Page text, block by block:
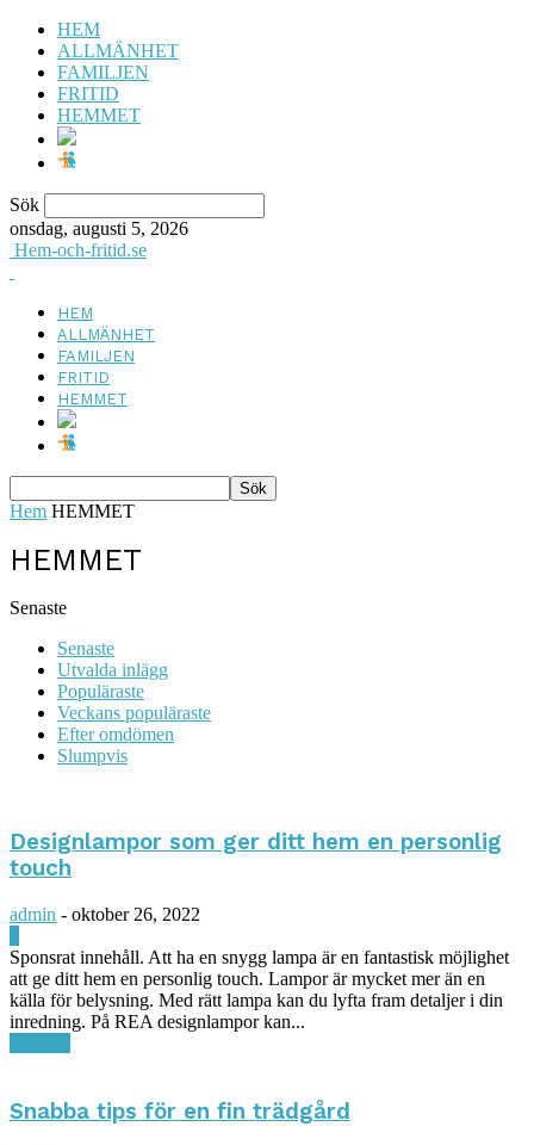
HEM
ALLMÄNHET
FAMILJEN
FRITID
HEMMET
Sök
onsdag, augusti 5, 2026
Hem-och-fritid.se
HEM
ALLMÄNHET
FAMILJEN
FRITID
HEMMET
Hem HEMMET
HEMMET
Senaste
Senaste
Utvalda inlägg
Populäraste
Veckans populäraste
Efter omdömen
Slumpvis
Designlampor som ger ditt hem en personlig
touch
admin - oktober 26, 2022
Sponsrat innehåll. Att ha en snygg lampa är en fantastisk möjlighet
att ge ditt hem en personlig touch. Lampor är mycket mer än en
källa för belysning. Med rätt lampa kan du lyfta fram detaljer i din
inredning. På REA designlampor kan...
Snabba tips för en fin trädgård